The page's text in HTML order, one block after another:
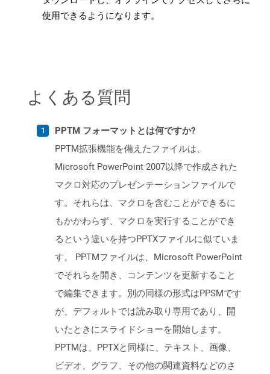
使用できるようになります。
よくある質問
PPTM フォーマットとは何ですか?
PPTM拡張機能を備えたファイルは、
Microsoft PowerPoint 2007以降で作成された
マクロ対応のプレゼンテーションファイルで
す。それらは、マクロを含むことができるに
もかかわらず、マクロを実行することができ
るという違いを持つPPTXファイルに似ていま
す。 PPTMファイルは、Microsoft PowerPoint
でそれらを開き、コンテンツを更新すること
で編集できます。別の同様の形式はPPSMです
が、デフォルトでは読み取り専用であり、開
いたときにスライドショーを開始します。
PPTMは、PPTXと同様に、テキスト、画像、
ビデオ、グラフ、その他の関連資料などのさ